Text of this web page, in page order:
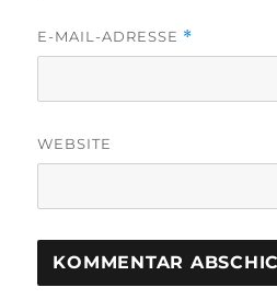
E-MAIL-ADRESSE *
WEBSITE